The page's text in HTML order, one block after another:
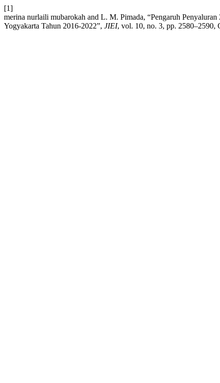
[1]
merina nurlaili mubarokah and L. M. Pimada, “Pengaruh
Yogyakarta Tahun 2016-2022”, JIEI, vol. 10, no. 3, pp. 2580–2590,